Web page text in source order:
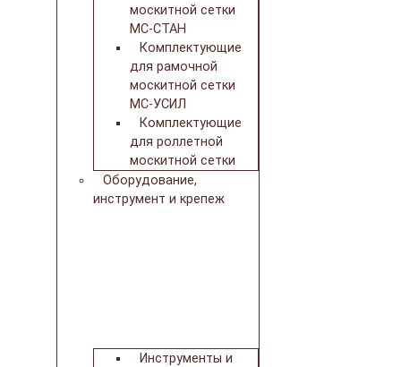
москитной сетки
МС-СТАН
Комплектующие
для рамочной
москитной сетки
МС-УСИЛ
Комплектующие
для роллетной
москитной сетки
Оборудование,
инструмент и крепеж
Инструменты и